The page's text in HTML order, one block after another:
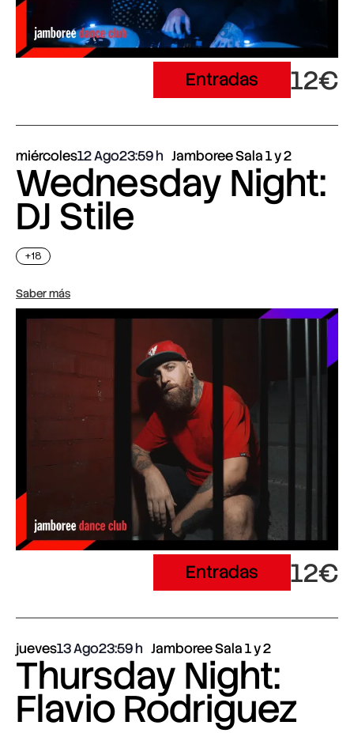
Entradas 12€
miércoles12 Ago23:59 Jamboree Sala 1 y 2
Wednesday Night:
DJ Stile
+18
Saber más
Entradas 12€
jueves13 Ago23:59 Jamboree Sala 1 y 2
Thursday Night:
Flavio Rodriguez